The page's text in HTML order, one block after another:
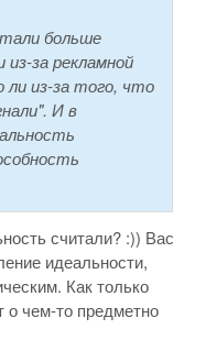
больше
за рекламной
ли из-за того, что
И в
считали? :)) Вас
идеальности,
Как только
о чем-то предметно